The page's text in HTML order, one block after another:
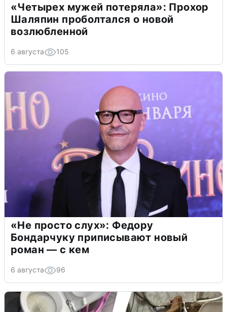
«Четырех мужей потеряла»: Прохор
Шаляпин проболтался о новой
возлюбленной
6 августа 105
«Не просто слух»: Федору
Бондарчуку приписывают новый
роман — с кем
6 августа 96